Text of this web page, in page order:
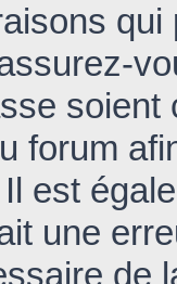
soient
forum
est
une
de